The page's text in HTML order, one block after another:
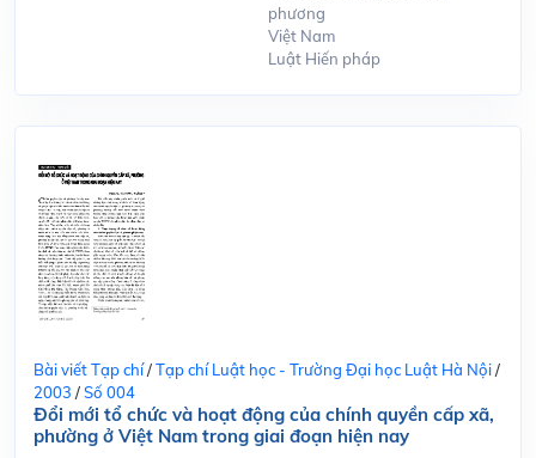
phương
Việt Nam
Luật Hiến pháp
Bài viết Tạp chí/Tạp chí Luật học - Trường Đại học Luật Hà Nội/
2003 /Số 004
Đổi mới tổ chức và hoạt động của chính quyền cấp xã,
phường ở Việt Nam trong giai đoạn hiện nay